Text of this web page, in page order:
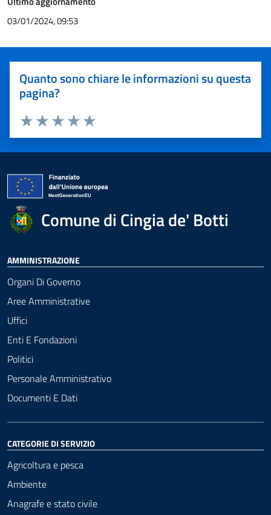
03/01/2024, 09:53
Quanto sono chiare le informazioni su questa
pagina?
Valuta 5 stelle su 5
Valuta 4 stelle su 5
Valuta 3 stelle su 5
Valuta 2 stelle su 5
Valuta 1 stelle su 5
Comune di Cingia de' Botti
AMMINISTRAZIONE
Organi Di Governo
Aree Amministrative
Uffici
Enti E Fondazioni
Politici
Personale Amministrativo
Documenti E Dati
CATEGORIE DI SERVIZIO
Agricoltura e pesca
Ambiente
Anagrafe e stato civile